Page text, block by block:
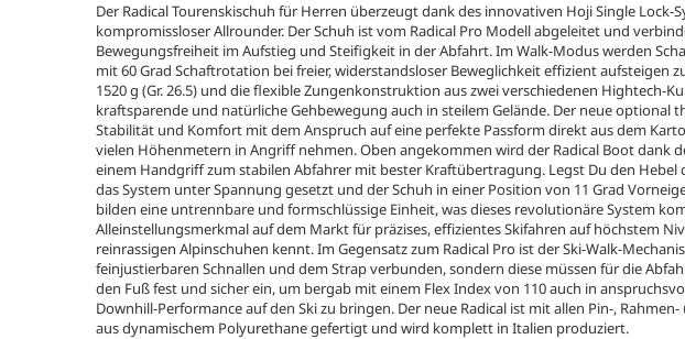
Der Radical Tourenskischuh für Herren überzeugt dank des innovativen Hoji Single Lock-
kompromissloser Allrounder. Der Schuh ist vom Radical Pro Modell abgeleitet und
Bewegungsfreiheit im Aufstieg und Steifigkeit in der Abfahrt. Im Walk-Modus werden
mit 60 Grad Schaftrotation bei freier, widerstandsloser Beweglichkeit effizient aufsteigen
1520 g (Gr. 26.5) und die flexible Zungenkonstruktion aus zwei verschiedenen Hightech-
kraftsparende und natürliche Gehbewegung auch in steilem Gelände. Der neue
Stabilität und Komfort mit dem Anspruch auf eine perfekte Passform direkt aus dem
vielen Höhenmetern in Angriff nehmen. Oben angekommen wird der Radical Boot dank
einem Handgriff zum stabilen Abfahrer mit bester Kraftübertragung. Legst Du den Hebel
das System unter Spannung gesetzt und der Schuh in einer Position von 11 Grad
bilden eine untrennbare und formschlüssige Einheit, was dieses revolutionäre System
Alleinstellungsmerkmal auf dem Markt für präzises, effizientes Skifahren auf höchstem
reinrassigen Alpinschuhen kennt. Im Gegensatz zum Radical Pro ist der Ski-Walk-
feinjustierbaren Schnallen und dem Strap verbunden, sondern diese müssen für die
den Fuß fest und sicher ein, um bergab mit einem Flex Index von 110 auch in
Downhill-Performance auf den Ski zu bringen. Der neue Radical ist mit allen Pin-,
aus dynamischem Polyurethane gefertigt und wird komplett in Italien produziert.